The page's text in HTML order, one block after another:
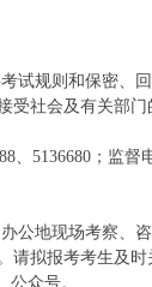
试规则和保密、
受社会及有关部门
、5136680；监督
公地现场考察、
请拟报考考生及
公众号。